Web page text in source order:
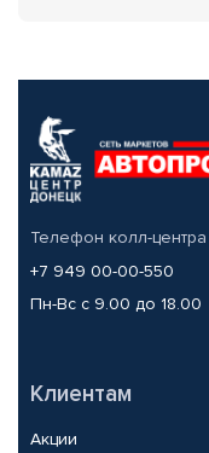
Телефон колл-центра
+7 949 00-00-550
Пн-Вс с 9.00 до 18.00
Клиентам
Акции